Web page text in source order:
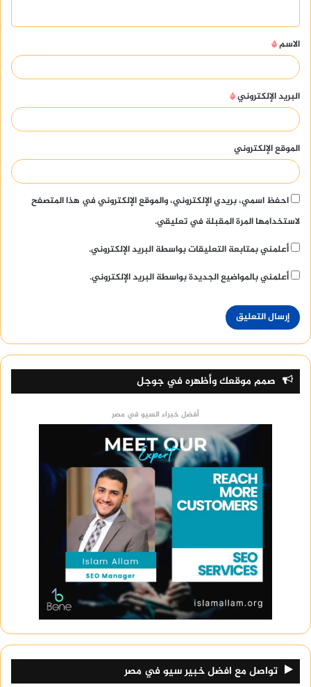
ق
*
الاسم*
البريد الإلكتروني*
الموقع الإلكتروني
احفظ اسمي، بريدي الإلكتروني، والموقع الإلكتروني في هذا المتصفح
لاستخدامها المرة المقبلة في تعليقي.
أعلمني بمتابعة التعليقات بواسطة البريد الإلكتروني.
أعلمني بالمواضيع الجديدة بواسطة البريد الإلكتروني.
صمم موقعك وأظهره في جوجل
أفضل خبراء السيو في مصر
تواصل مع افضل خبير سيو في مصر